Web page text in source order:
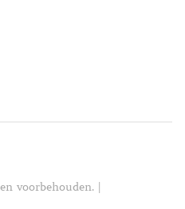
voorbehouden. |